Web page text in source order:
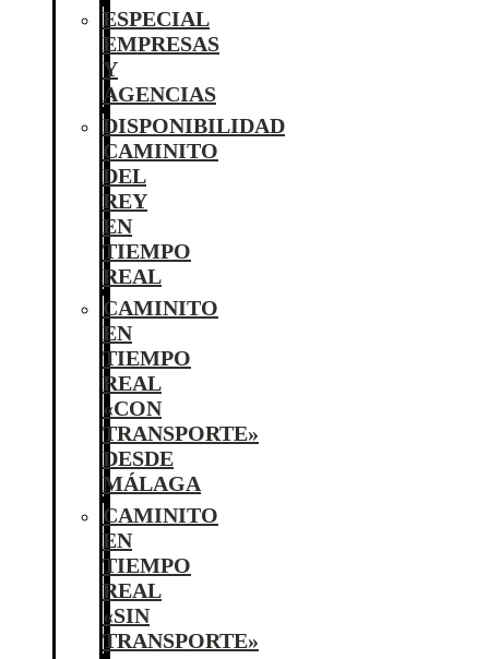
ESPECIAL
EMPRESAS
Y
AGENCIAS
DISPONIBILIDAD
CAMINITO
DEL
REY
EN
TIEMPO
REAL
CAMINITO
EN
TIEMPO
REAL
«CON
TRANSPORTE»
DESDE
MÁLAGA
CAMINITO
EN
TIEMPO
REAL
«SIN
TRANSPORTE»